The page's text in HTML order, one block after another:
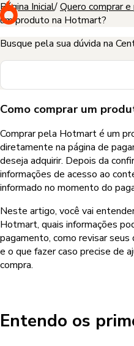
Página Inicial Quero comprar
um produto na Hotmart?
Busque pela sua dúvida na
Como comprar um
Comprar pela Hotmart é um
diretamente na página de
deseja adquirir. Depois da
informações de acesso ao
informado no momento do
Neste artigo, você vai
Hotmart, quais informações
pagamento, como revisar
e o que fazer caso precise de
compra.
Entendo os